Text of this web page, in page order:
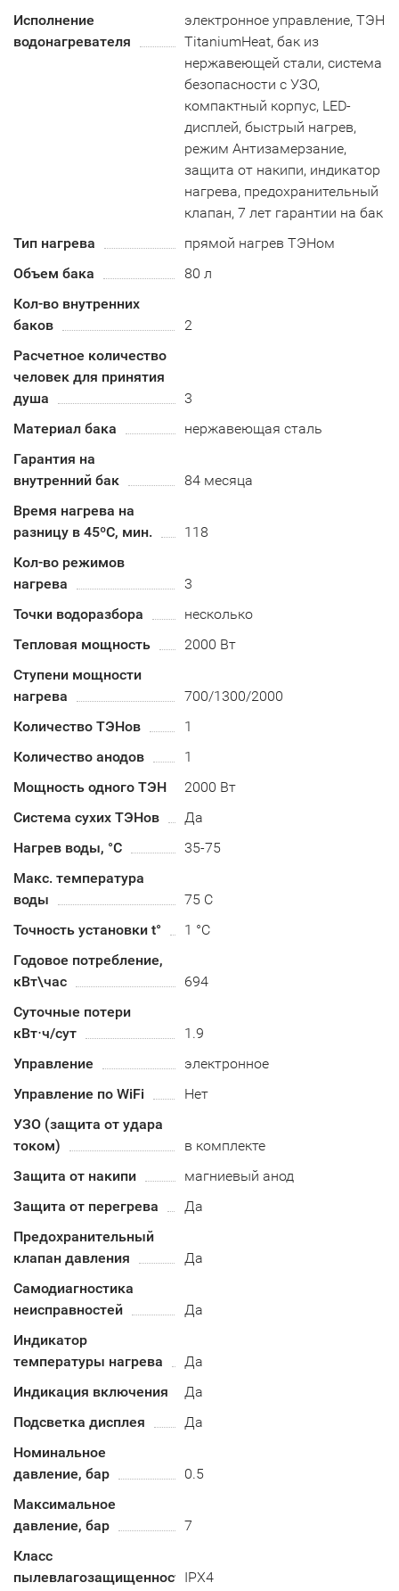
Исполнение
водонагревателя
электронное управление, ТЭН
TitaniumHeat, бак из
нержавеющей стали, система
безопасности c УЗО,
компактный корпус, LED-
дисплей, быстрый нагрев,
режим Антизамерзание,
защита от накипи, индикатор
нагрева, предохранительный
клапан, 7 лет гарантии на бак
Тип нагрева
прямой нагрев ТЭНом
Объем бака
80 л
Кол-во внутренних
баков
2
Расчетное количество
человек для принятия
душа
3
Материал бака
нержавеющая сталь
Гарантия на
внутренний бак
84 месяца
Время нагрева на
разницу в 45ºС, мин.
118
Кол-во режимов
нагрева
3
Точки водоразбора
несколько
Тепловая мощность
2000 Вт
Ступени мощности
нагрева
700/1300/2000
Количество ТЭНов
1
Количество анодов
1
Мощность одного ТЭН
2000 Вт
Система сухих ТЭНов
Да
Нагрев воды, °С
35-75
Макс. температура
воды
75 С
Точность установки t°
1 °C
Годовое потребление,
кВт\час
694
Суточные потери
кВт⋅ч/сут
1.9
Управление
электронное
Управление по WiFi
Нет
УЗО (защита от удара
током)
в комплекте
Защита от накипи
магниевый анод
Защита от перегрева
Да
Предохранительный
клапан давления
Да
Самодиагностика
неисправностей
Да
Индикатор
температуры нагрева
Да
Индикация включения
Да
Подсветка дисплея
Да
Номинальное
давление, бар
0.5
Максимальное
давление, бар
7
Класс
пылевлагозащищенностиIPX4